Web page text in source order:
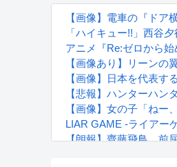
【画像】電車の『ドア
「ハイキュー!!」西谷
アニメ『Re:ゼロから
【画像あり】リーン
【画像】日本を代表
【悲報】ハンターハン
【画像】女の子「ねー
LIAR GAME -ライアー
【朗報】齋藤飛鳥、前